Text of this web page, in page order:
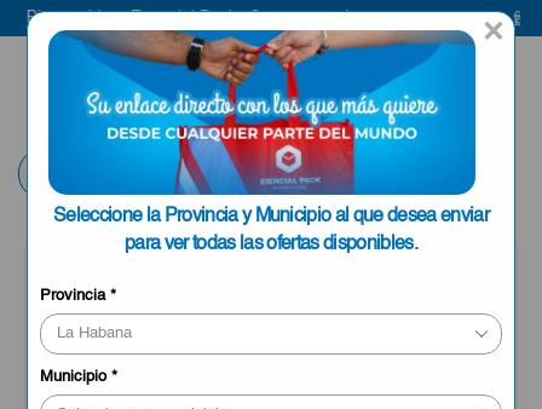
×
Seleccione la Provincia y Municipio al que desea enviar
para ver todas las ofertas disponibles.
Provincia*
Municipio*
Bienvenido a Esencial Pack
ENVIAR A LA
HABANA